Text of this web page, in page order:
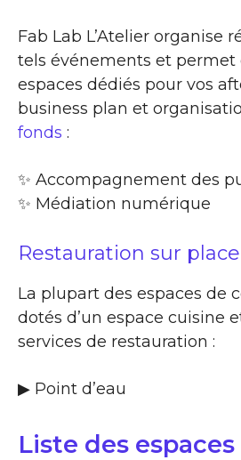
Fab Lab L’Atelier organise
tels événements et permet
espaces dédiés pour vos
business plan et
fonds :
✨​ Accompagnement des
✨​ Médiation numérique
Restauration sur place
La plupart des espaces de
dotés d’un espace cuisine
services de restauration :
▶​ Point d’eau
Liste des espaces